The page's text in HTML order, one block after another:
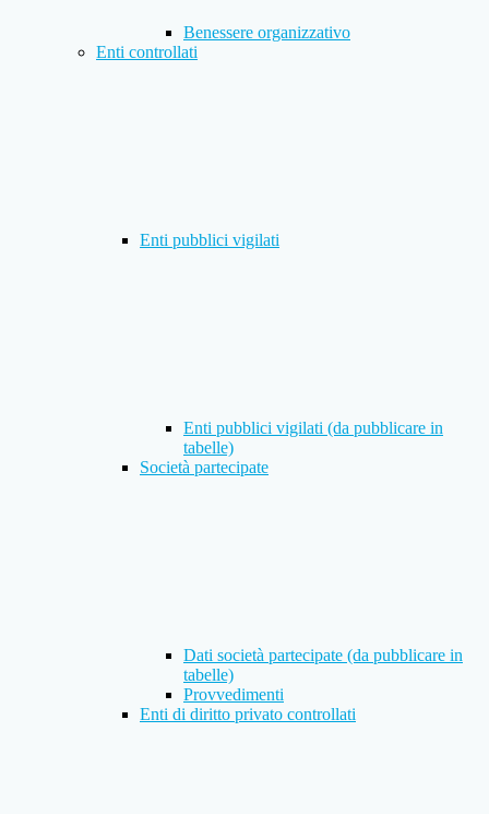
Benessere organizzativo
Enti controllati
Enti pubblici vigilati
Enti pubblici vigilati (da pubblicare in
tabelle)
Società partecipate
Dati società partecipate (da pubblicare in
tabelle)
Provvedimenti
Enti di diritto privato controllati